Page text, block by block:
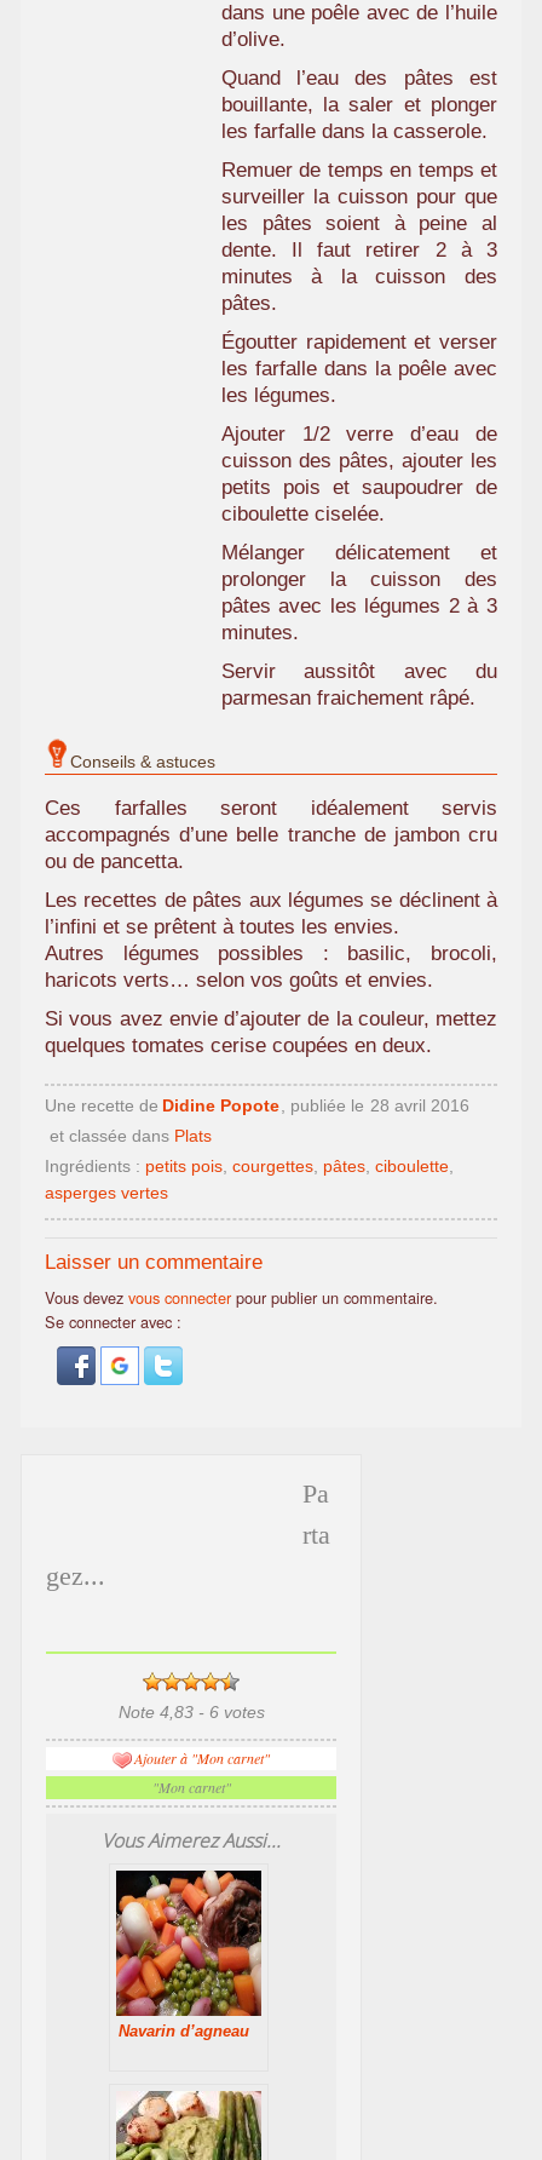
dans une poêle avec de l’huile
d’olive.
Quand l’eau des pâtes est
bouillante, la saler et plonger
les farfalle dans la casserole.
Remuer de temps en temps et
surveiller la cuisson pour que
les pâtes soient à peine al
dente. Il faut retirer 2 à 3
minutes à la cuisson des
pâtes.
Égoutter rapidement et verser
les farfalle dans la poêle avec
les légumes.
Ajouter 1/2 verre d’eau de
cuisson des pâtes, ajouter les
petits pois et saupoudrer de
ciboulette ciselée.
Mélanger délicatement et
prolonger la cuisson des
pâtes avec les légumes 2 à 3
minutes.
Servir aussitôt avec du
parmesan fraichement râpé.
Conseils & astuces
Ces farfalles seront idéalement servis
accompagnés d’une belle tranche de jambon cru
ou de pancetta.
Les recettes de pâtes aux légumes se déclinent à
l’infini et se prêtent à toutes les envies.
Autres légumes possibles : basilic, brocoli,
haricots verts… selon vos goûts et envies.
Si vous avez envie d’ajouter de la couleur, mettez
quelques tomates cerise coupées en deux.
Une recette de Didine Popote , publiée le 28 avril 2016
et classée dans Plats
Ingrédients : petits pois courgettes pâtes ciboulette
asperges vertes
Laisser un commentaire
Vous devez vous connecterpour publier un commentaire.
Se connecter avec :
Pa
rta
gez...
Note 4,83 - 6 votes
Ajouter à "Mon carnet"
"Mon carnet"
Vous Aimerez Aussi...
Navarin d’agneau